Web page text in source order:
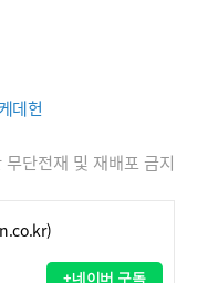
데헌
단전재 및 재배포 금지
+네이버 구독